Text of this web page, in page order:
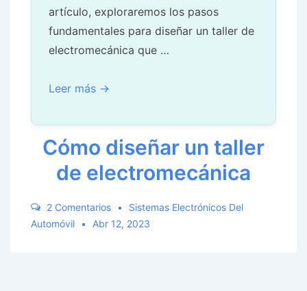
artículo, exploraremos los pasos
fundamentales para diseñar un taller de
electromecánica que …
Cómo
un
taller
electromecánica
Leer más →
Cómo diseñar un taller
de electromecánica
2 Comentarios
Sistemas Electrónicos Del
Automóvil
Abr 12, 2023